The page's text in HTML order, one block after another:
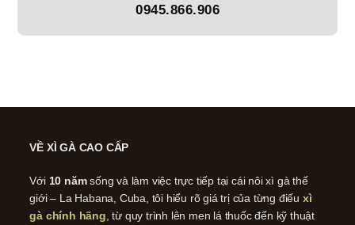
0945.866.906
VỀ XÌ GÀ CAO CẤP
Với 10 nămsống và làm việc trực tiếp tại cái nôi xì gà thế
giới – La Habana, Cuba, tôi hiểu rõ giá trị của từng điếu xì
gà chính hãng, từ quy trình lên men lá thuốc đến kỹ thuật